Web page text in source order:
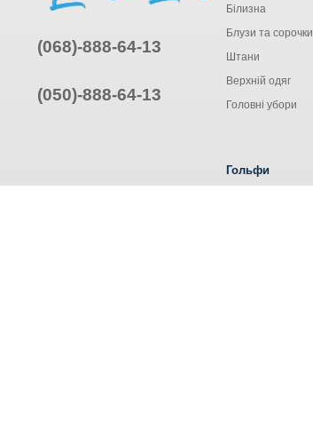
(068)-888-64-13
(050)-888-64-13
Білизна
Блузи та сорочки
Штани
Верхній одяг
Головні убори
Гольфи